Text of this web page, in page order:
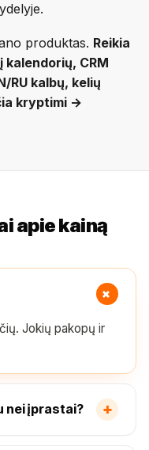
produktas. Reikia
CRM
RU kalbų, kelių
kryptimi →
apie kainą
+
Jokių pakopų ir
nei įprastai? +